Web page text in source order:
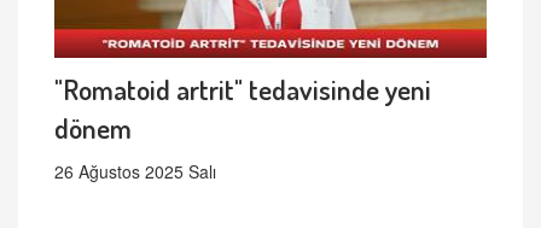
"Romatoid artrit" tedavisinde yeni
dönem
26 Ağustos 2025 Salı